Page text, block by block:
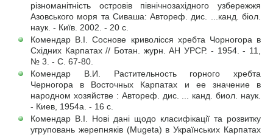
різноманітність островів північнозахідного узбережжя
Азовського моря та Сиваша: Автореф. дис. ...канд. біол.
наук. - Київ. 2002. - 20 с.
Комендар В.І. Соснове криволісся хребта Чорногора в
Східних Карпатах // Ботан. журн. АН УРСР. - 1954. - 11,
№ 3. - С. 67-80.
Комендар В.И. Растительность горного хребта
Черногора в Восточных Карпатах и ее значение в
народном хозяйстве : Автореф. дис. ... канд. биол. наук.
- Киев, 1954а. - 16 с.
Комендар В.І. Нові дані щодо класифікації та розвитку
угруповань жерепняків (Mugeta) в Українських Карпатах